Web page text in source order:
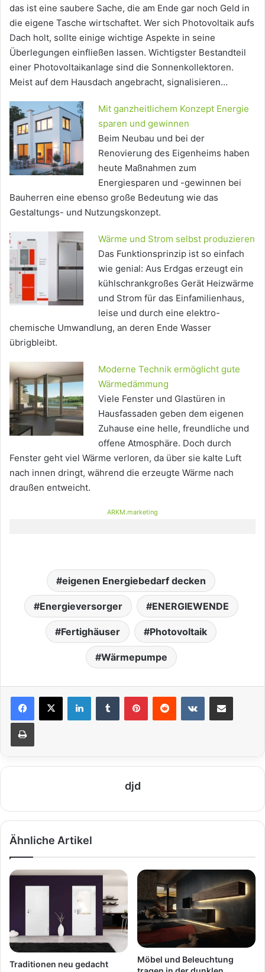
das ist eine saubere Sache, die am Ende gar noch Geld in
die eigene Tasche wirtschaftet. Wer sich Photovoltaik aufs
Dach holt, sollte einige wichtige Aspekte in seine
Überlegungen einfließen lassen. Wichtigster Bestandteil
einer Photovoltaikanlage sind die Sonnenkollektoren.
Meist auf dem Hausdach angebracht, signalisieren…
Mit ganzheitlichem Konzept Energie
sparen und gewinnen
Beim Neubau und bei der
Renovierung des Eigenheims haben
heute Maßnahmen zum
Energiesparen und -gewinnen bei
Bauherren eine ebenso große Bedeutung wie das
Gestaltungs- und Nutzungskonzept.
Wärme und Strom selbst produzieren
Das Funktionsprinzip ist so einfach
wie genial: Aus Erdgas erzeugt ein
kühlschrankgroßes Gerät Heizwärme
und Strom für das Einfamilienhaus,
leise und durch eine elektro-
chemische Umwandlung, an deren Ende Wasser
übrigbleibt.
Moderne Technik ermöglicht gute
Wärmedämmung
Viele Fenster und Glastüren in
Hausfassaden geben dem eigenen
Zuhause eine helle, freundliche und
offene Atmosphäre. Doch durch
Fenster geht viel Wärme verloren, da über sie kalte Luft
nach innen dringt, während die erzeugte Wärme nach
draußen entweicht.
ARKM.marketing
eigenen Energiebedarf decken
Energieversorger ENERGIEWENDE
Fertighäuser Photovoltaik
Wärmepumpe
djd
Ähnliche Artikel
Traditionen neu gedacht
Möbel und Beleuchtung